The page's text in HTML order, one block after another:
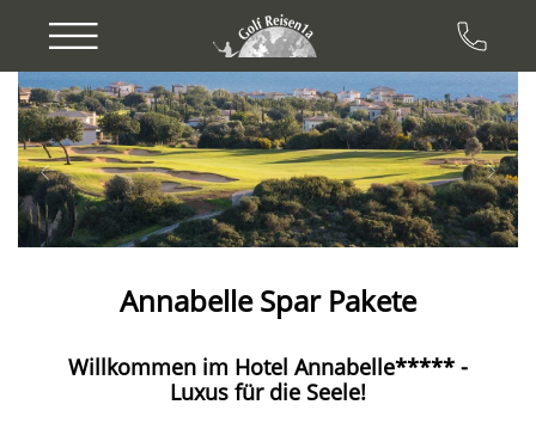
Previous Next
Annabelle Spar Pakete
Willkommen im Hotel Annabelle***** -
Luxus für die Seele!